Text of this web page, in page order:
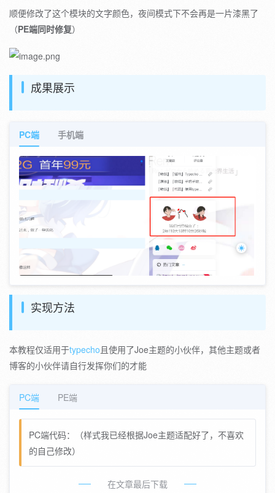
顺便修改了这个模块的文字颜色，夜间模式下不会再是一片漆黑了
（PE端同时修复）
成果展示
PC端 手机端
实现方法
本教程仅适用于typecho 且使用了Joe主题的小伙伴，其他主题或者
博客的小伙伴请自行发挥你们的才能
PC端 PE端
PC端代码：（样式我已经根据Joe主题适配好了，不喜欢
的自己修改）
在文章最后下载